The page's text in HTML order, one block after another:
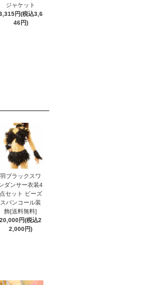
ジャケット
円(税込3,6
46円)
羽ブラックスワ
ダンサー衣装4
点セット ビーズ
スパンコール装
飾[送料無料]
20,000円(税込2
2,000円)